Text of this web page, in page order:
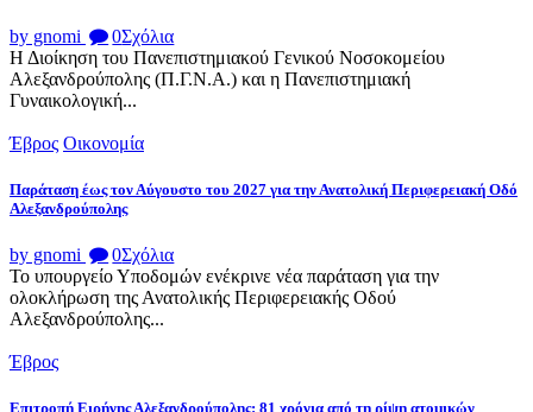
by gnomi 0Σχόλια
Η Διοίκηση του Πανεπιστημιακού Γενικού Νοσοκομείου
Αλεξανδρούπολης (Π.Γ.Ν.Α.) και η Πανεπιστημιακή
Γυναικολογική...
Έβρος Οικονομία
Παράταση έως τον Αύγουστο του 2027 για την Ανατολική Περιφερειακή Οδό
Αλεξανδρούπολης
by gnomi 0Σχόλια
Το υπουργείο Υποδομών ενέκρινε νέα παράταση για την
ολοκλήρωση της Ανατολικής Περιφερειακής Οδού
Αλεξανδρούπολης...
Έβρος
Επιτροπή Ειρήνης Αλεξανδρούπολης: 81 χρόνια από τη ρίψη ατομικών